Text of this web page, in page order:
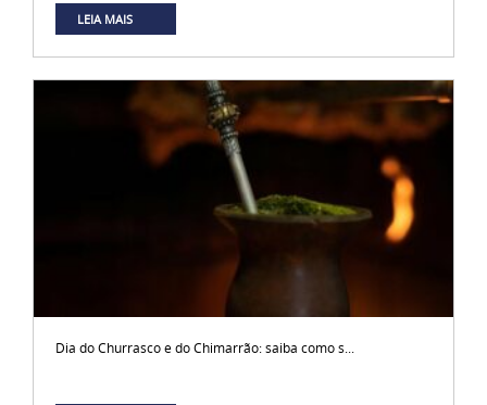
LEIA MAIS
Dia do Churrasco e do Chimarrão: saiba como s...